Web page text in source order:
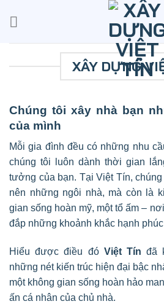
XÂY DỰNG
Chúng tôi xây nhà bạn
của mình
Mỗi gia đình đều có những nhu
chúng tôi luôn dành thời gian
tưởng của bạn. Tại Việt Tín, c
nên những ngôi nhà, mà còn là
gian sống hoàn mỹ, một tổ ấm –
đắp những khoảnh khắc hạnh
Hiểu được điều đó Việt Tín đã
những nét kiến trúc hiện đại bậc
một không gian sống hoàn hảo
ấn cá nhân của chủ nhà.